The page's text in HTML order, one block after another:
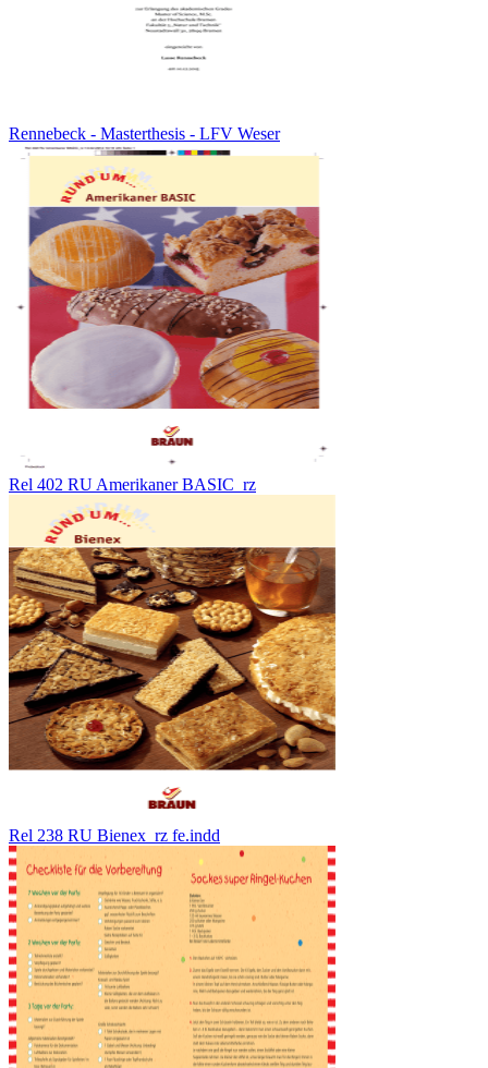
Rennebeck - Masterthesis - LFV Weser
Rel 402 RU Amerikaner BASIC_rz
Rel 238 RU Bienex_rz fe.indd